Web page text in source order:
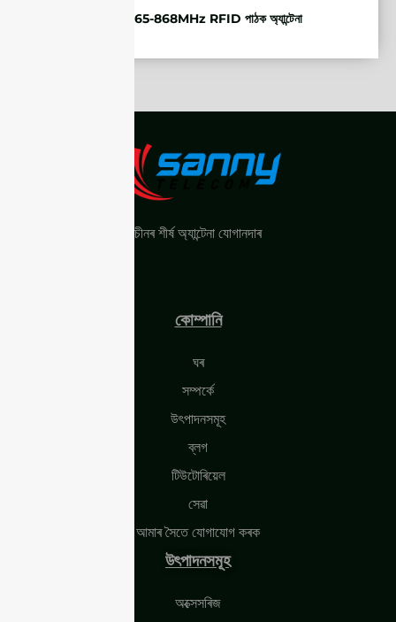
ETSI 865-868MHz RFID পাঠক অ্যান্টেনা
চীনৰ শীৰ্ষ অ্যান্টেনা যোগানদাৰ
কোম্পানি
ঘৰ
সম্পৰ্কে
উৎপাদনসমূহ
ব্লগ
টিউটোৰিয়েল
সেৱা
আমাৰ সৈতে যোগাযোগ কৰক
উৎপাদনসমূহ
অক্সেসৰিজ